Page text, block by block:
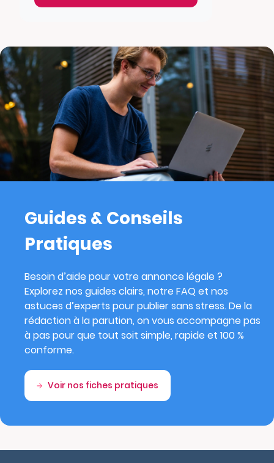
Guides & Conseils
Pratiques
Besoin d’aide pour votre annonce légale ?
Explorez nos guides clairs, notre FAQ et nos
astuces d’experts pour publier sans stress. De la
rédaction à la parution, on vous accompagne pas
à pas pour que tout soit simple, rapide et 100 %
conforme.
Voir nos fiches pratiques